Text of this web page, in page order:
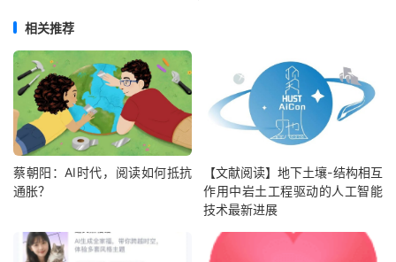
相关推荐
蔡朝阳：AI时代，阅读如何抵抗
通胀？
【文献阅读】地下土壤-结构相互
作用中岩土工程驱动的人工智能
技术最新进展